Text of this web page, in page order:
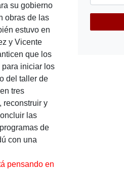
su gobierno
obras de las
estuvo en
y Vicente
que los
para iniciar los
del taller de
tres
reconstruir y
las
de
con una
pensando en